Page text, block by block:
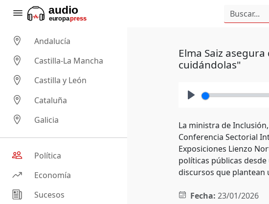
Andalucía
Castilla-La Mancha
Castilla y León
Cataluña
Galicia
Política
Economía
Sucesos
Elma Saiz
cuidándolas"
La ministra de
Conferencia Sectorial
Exposiciones Lienzo
políticas públicas
discursos que plantean
Fecha: 23/01/2026